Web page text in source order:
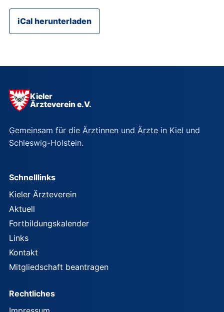
iCal herunterladen
Kieler
Ärzteverein e.V.
Gemeinsam für die Ärztinnen und Ärzte in Kiel und
Schleswig-Holstein.
Schnelllinks
Kieler Ärzteverein
Aktuell
Fortbildungskalender
Links
Kontakt
Mitgliedschaft beantragen
Rechtliches